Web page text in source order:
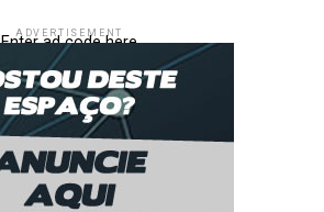
ADVERTISEMENT
Enter ad code here